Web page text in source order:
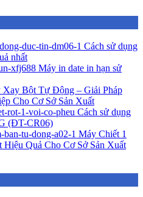
Cách sử dụng
nhất
Máy in date in hạn sử
Xay Bột Tự Động – Giải Pháp
Cho Cơ Sở Sản Xuất
Cách sử dụng
(ĐT-CR06)
Máy Chiết 1
Quả Cho Cơ Sở Sản Xuất